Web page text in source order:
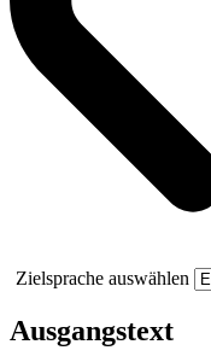
Zielsprache auswählen
Ausgangstext